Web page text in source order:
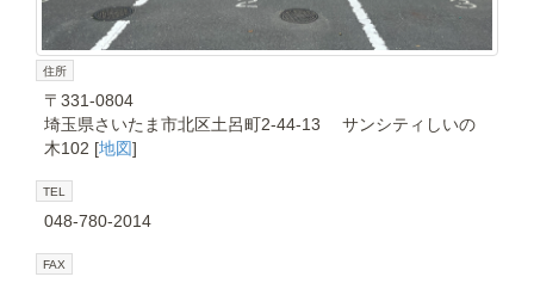
住所
〒331-0804
埼玉県さいたま市北区土呂町2-44-13 サンシティしいの
木102 [地図]
TEL
048-780-2014
FAX